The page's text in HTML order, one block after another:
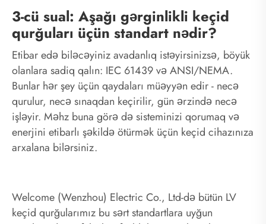
3-cü sual: Aşağı gərginlikli keçid
qurğuları üçün standart nədir?
Etibar edə biləcəyiniz avadanlıq istəyirsinizsə, böyük
olanlara sadiq qalın: IEC 61439 və ANSI/NEMA.
Bunlar hər şey üçün qaydaları müəyyən edir - necə
qurulur, necə sınaqdan keçirilir, gün ərzində necə
işləyir. Məhz buna görə də sisteminizi qorumaq və
enerjini etibarlı şəkildə ötürmək üçün keçid cihazınıza
arxalana bilərsiniz.
Welcome (Wenzhou) Electric Co., Ltd-də bütün LV
keçid qurğularımız bu sərt standartlara uyğun